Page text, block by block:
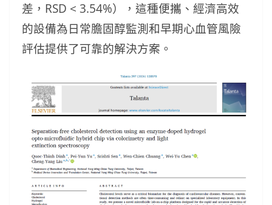
差，RSD < 3.54%），這種便攜、經濟高效
的設備為日常膽固醇監測和早期心血管風險
評估提供了可靠的解決方案。